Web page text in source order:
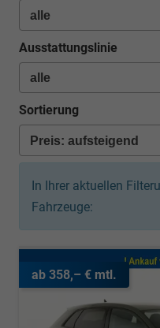
Ausstattungslinie
Sortierung
In Ihrer aktuellen
Fahrzeuge:
ab 358,– € mtl.